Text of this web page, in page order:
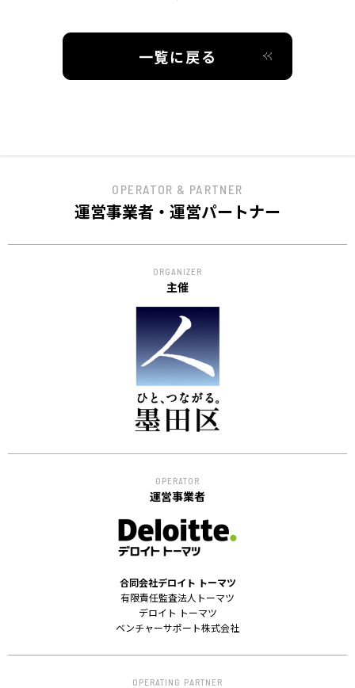
一覧に戻る
OPERATOR & PARTNER
運営事業者・運営パートナー
ORGANIZER
主催
OPERATOR
運営事業者
合同会社デロイト トーマツ
有限責任監査法人トーマツ
デロイト トーマツ
ベンチャーサポート株式会社
OPERATING PARTNER